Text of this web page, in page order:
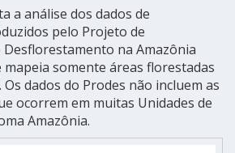
a análise dos dados de
pelo Projeto de
na Amazônia
mapeia somente áreas florestadas
dados do Prodes não incluem as
ocorrem em muitas Unidades de
Amazônia.